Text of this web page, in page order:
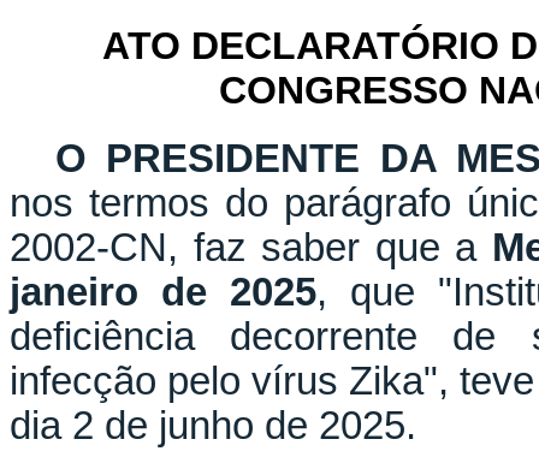
ATO DECLARATÓRIO
CONGRESSO
O PRESIDENTE DA
nos termos do parágrafo
2002-CN, faz saber que a
janeiro de 2025, que
deficiência decorrente de
infecção pelo vírus Zika",
dia 2 de junho de 2025.